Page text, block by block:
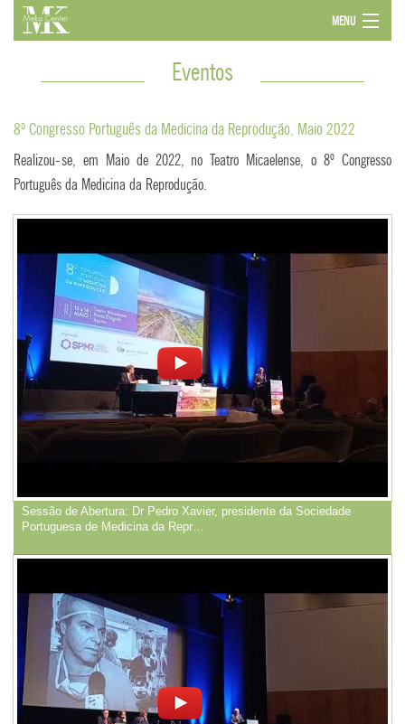
MENU
MEKA CENTER
ESPECIALIDADES
TRATAMENTOS PMA
DOAÇÃO DE ÓVULOS
PREÇÁRIO
EVENTOS
PATROCÍNIOS
Eventos
8º Congresso Português da Medicina da Reprodução, Maio 2022
Realizou-se, em Maio de 2022, no Teatro Micaelense, o 8º Congresso
Português da Medicina da Reprodução.
Sessão de Abertura: Dr Pedro Xavier, presidente da Sociedade
Portuguesa de Medicina da Repr…